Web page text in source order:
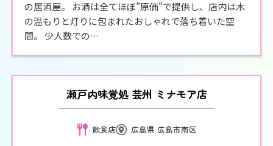
の居酒屋。 お酒は全てほぼ”原価”で提供し、店内は木
の温もりと灯りに包まれたおしゃれで落ち着いた空
間。 少人数での…
瀬戸内味覚処 芸州 ミナモア店
飲食店 広島県 広島市南区